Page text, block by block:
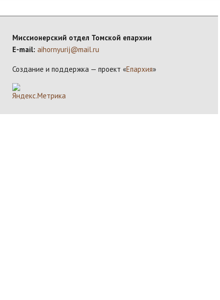
Миссионерский отдел Томской епархии
E-mail: aihornyurij@mail.ru
Создание и поддержка — проект «Епархия»